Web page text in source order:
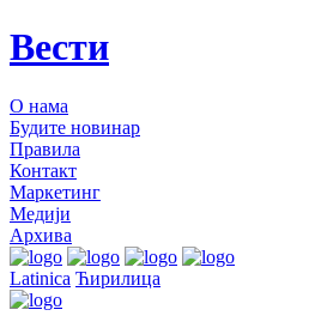
Вести
О нама
Будите новинар
Правила
Контакт
Маркетинг
Медији
Архива
Latinica Ћирилица